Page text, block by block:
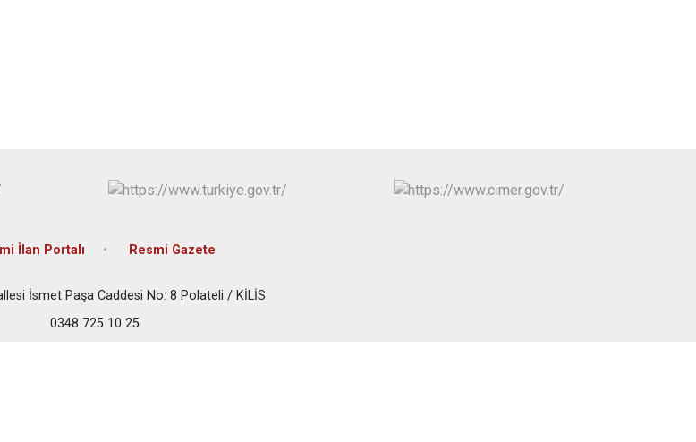
İlan Portalı Resmi Gazete
İsmet Paşa Caddesi No: 8 Polateli / KİLİS
0348 725 10 25